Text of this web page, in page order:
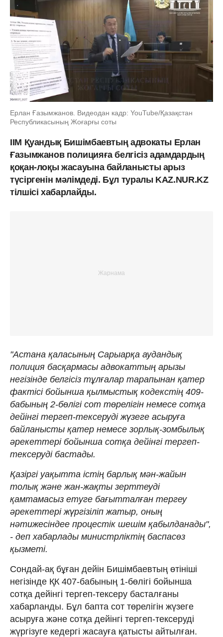
Ерлан Ғазымжанов. Видеодан кадр: YouTube/Қазақстан
Республикасының Жоғарғы соты
ІІМ Қуандық Бишімбаевтың адвокаты Ерлан
Ғазымжанов полицияға белгісіз адамдардың
қоқан-лоқы жасауына байланысты арыз
түсіргенін мәлімдеді. Бұл туралы KAZ.NUR.KZ
тілшісі хабарлайды.
"Астана қаласының Сарыарқа аудандық
полиция басқармасы адвокаттың арызы
негізінде белгісіз тұлғалар тарапынан қатер
фактісі бойынша қылмыстық кодекстің 409-
бабының 2-бөлігі сот төрелігін немесе сотқа
дейінгі тергеп-тексеруді жүзеге асыруға
байланысты қатер немесе зорлық-зомбылық
әрекеттері бойынша сотқа дейінгі тергеп-
тексеруді бастады.
Қазіргі уақытта істің барлық мән-жайын
толық және жан-жақты зерттеуді
қамтамасыз етуге бағытталған тергеу
әрекеттері жүргізіліп жатыр, оның
нәтижесіндее процестік шешім қабылданады",
- деп хабарлады министрліктің баспасөз
қызметі.
Сондай-ақ бұған дейін Бишімбаевтың өтініші
негізінде ҚК 407-бабының 1-бөлігі бойынша
сотқа дейінгі тергеп-тексеру басталғаны
хабарланды. Бұл бапта сот төрелігін жүзеге
асыруға және сотқа дейінгі тергеп-тексеруді
жүргізуге кедергі жасауға қатысты айтылған.